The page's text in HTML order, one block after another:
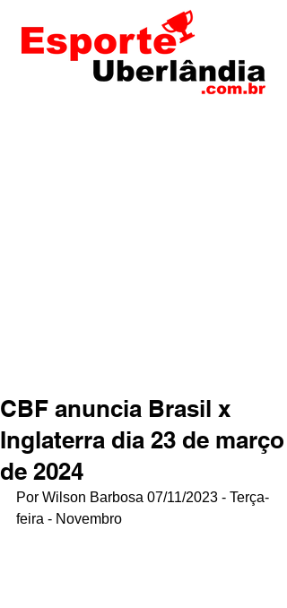
CBF anuncia Brasil x
Inglaterra dia 23 de março
de 2024
Por Wilson Barbosa 07/11/2023 - Terça-
feira - Novembro